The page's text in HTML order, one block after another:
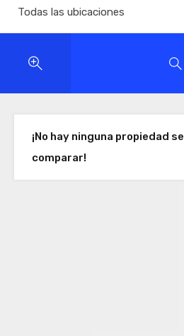
Todas las ubicaciones
¡No hay ninguna propiedad
comparar!